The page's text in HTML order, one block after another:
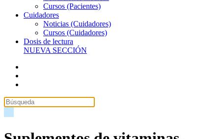
Cursos (Pacientes)
Cuidadores
Noticias (Cuidadores)
Cursos (Cuidadores)
Dosis de lectura
NUEVA SECCIÓN